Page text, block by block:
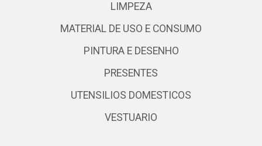
LIMPEZA
MATERIAL DE USO E CONSUMO
PINTURA E DESENHO
PRESENTES
UTENSILIOS DOMESTICOS
VESTUARIO